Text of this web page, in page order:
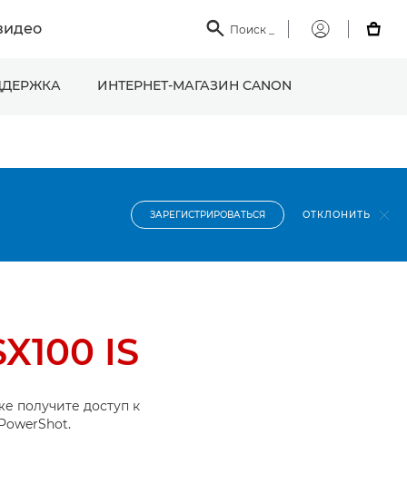
 Поиск
Мой

ИНТЕРНЕТ-МАГАЗИН CANON
ЗАРЕГИСТРИРОВАТЬСЯ ОТКЛОНИТЬ
IS
получите доступ к